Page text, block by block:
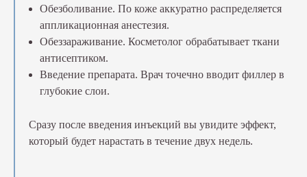
Обезболивание. По коже аккуратно распределяется
аппликационная анестезия.
Обеззараживание. Косметолог обрабатывает ткани
антисептиком.
Введение препарата. Врач точечно вводит филлер в
глубокие слои.
Сразу после введения инъекций вы увидите эффект,
который будет нарастать в течение двух недель.